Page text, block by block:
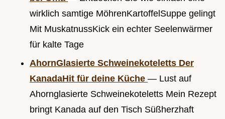
wirklich samtige MöhrenKartoffelSuppe gelingt
Mit MuskatnussKick ein echter Seelenwärmer
für kalte Tage
AhornGlasierte Schweinekoteletts Der
KanadaHit für deine Küche — Lust auf
Ahornglasierte Schweinekoteletts Mein Rezept
bringt Kanada auf den Tisch Süßherzhaft